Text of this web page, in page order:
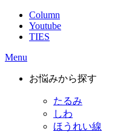
Column
Youtube
TIES
Menu
お悩みから探す
たるみ
しわ
ほうれい線